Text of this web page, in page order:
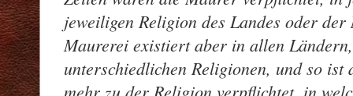
jeweiligen Religion des Landes oder
Maurerei existiert aber in allen
unterschiedlichen Religionen, und so
mehr zu der Religion verpflichtet, in